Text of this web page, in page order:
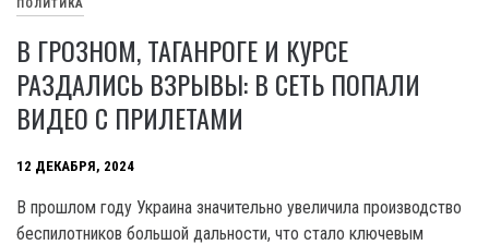
ПОЛИТИКА
В ГРОЗНОМ, ТАГАНРОГЕ И КУРСЕ
РАЗДАЛИСЬ ВЗРЫВЫ: В СЕТЬ ПОПАЛИ
ВИДЕО С ПРИЛЕТАМИ
12 ДЕКАБРЯ, 2024
В прошлом году Украина значительно увеличила производство
беспилотников большой дальности, что стало ключевым